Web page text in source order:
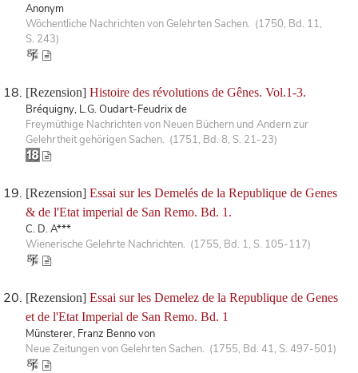
Anonym
Wöchentliche Nachrichten von Gelehrten Sachen. (1750, Bd. 11,
S. 243)
[Rezension] Histoire des révolutions de Gênes. Vol.1-3.
Bréquigny, L.G. Oudart-Feudrix de
Freymüthige Nachrichten von Neuen Büchern und Andern zur
Gelehrtheit gehörigen Sachen. (1751, Bd. 8, S. 21-23)
[Rezension] Essai sur les Demelés de la Republique de Genes
& de l'Etat imperial de San Remo. Bd. 1.
C. D. A***
Wienerische Gelehrte Nachrichten. (1755, Bd. 1, S. 105-117)
[Rezension] Essai sur les Demelez de la Republique de Genes
et de l'Etat Imperial de San Remo. Bd. 1
Münsterer, Franz Benno von
Neue Zeitungen von Gelehrten Sachen. (1755, Bd. 41, S. 497-501)